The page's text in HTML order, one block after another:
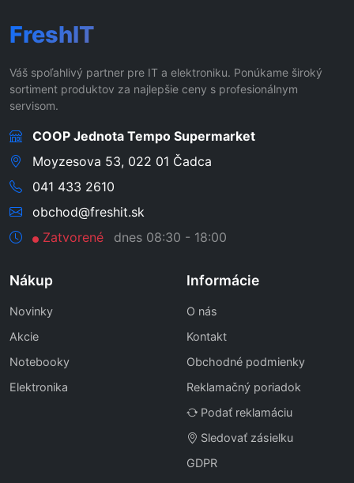
FreshIT
Váš spoľahlivý partner pre IT a elektroniku. Ponúkame široký
sortiment produktov za najlepšie ceny s profesionálnym
servisom.
COOP Jednota Tempo Supermarket
Moyzesova 53, 022 01 Čadca
041 433 2610
obchod@freshit.sk
Zatvorené
dnes 08:30 - 18:00
Nákup
Novinky
Akcie
Notebooky
Elektronika
Informácie
O nás
Kontakt
Obchodné podmienky
Reklamačný poriadok
Podať reklamáciu
Sledovať zásielku
GDPR